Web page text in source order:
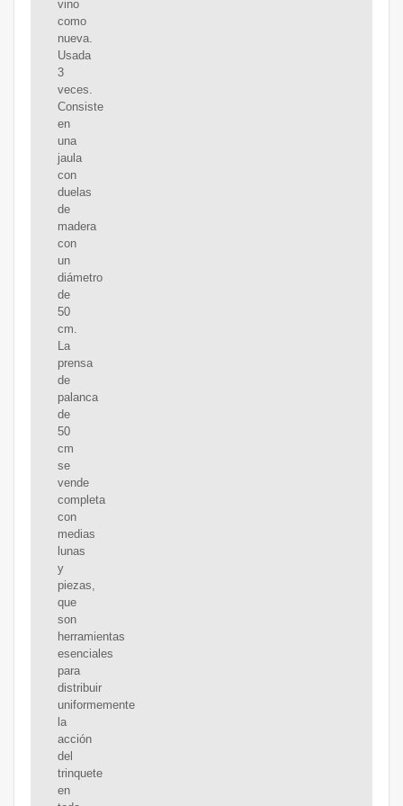
vino
como
nueva.
Usada
3
veces.
Consiste
en
una
jaula
con
duelas
de
madera
con
un
diámetro
de
50
cm.
La
prensa
de
palanca
de
50
cm
se
vende
completa
con
medias
lunas
y
piezas,
que
son
herramientas
esenciales
para
distribuir
uniformemente
la
acción
del
trinquete
en